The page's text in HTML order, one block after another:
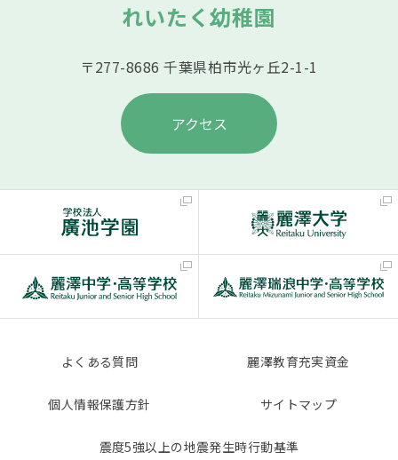
れいたく幼稚園
〒277-8686 千葉県柏市光ヶ丘2-1-1
アクセス
よくある質問 麗澤教育充実資金
個人情報保護方針 サイトマップ
震度5強以上の地震発生時行動基準